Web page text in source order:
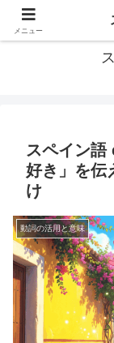
グ
スペイン
好き」を伝
け
動詞の活用と意味
メニュー